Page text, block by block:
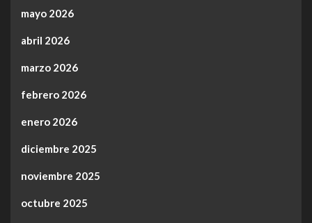
mayo 2026
abril 2026
marzo 2026
febrero 2026
enero 2026
diciembre 2025
noviembre 2025
octubre 2025